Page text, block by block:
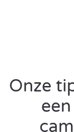
schoonheid
Na alweer een
tal van
aangeboden.
overdekte
Onze